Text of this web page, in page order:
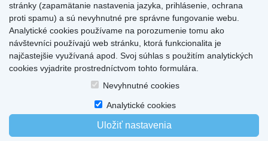
Miesto pre informácie o hrobovom mieste
Produkty a služby |Citáty|O cintorínoch|
stránky (zapamätanie nastavenia jazyka, prihlásenie, ochrana
proti spamu) a sú nevyhnutné pre správne fungovanie webu.
Analytické cookies používame na porozumenie tomu ako
návštevníci používajú web stránku, ktorá funkcionalita je
najčastejšie využívaná apod. Svoj súhlas s použitím analytických
cookies vyjadrite prostredníctvom tohto formulára.
Nevyhnutné cookies
Analytické cookies
Uložiť nastavenia